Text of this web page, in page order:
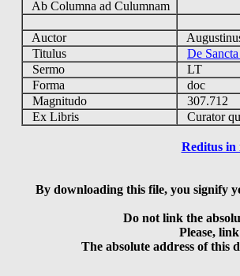
Ab Columna ad Culumnam
Auctor
Titulus
De
Sermo
LT
Forma
doc
Magnitudo
Ex Libris
Curator
Reditus in
By downloading this file, you signify
Do not link the
Please,
The absolute address of this